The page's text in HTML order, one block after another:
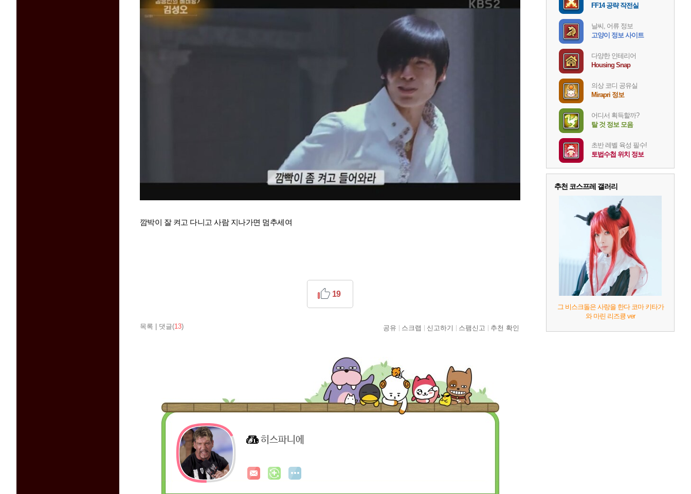
깜박이 잘 켜고 다니고 사람 지나가면 멈추세여
목록 | 댓글(13)
19
공유 스크랩 신고하기 스팸신고 추천 확인
히스파니에
FF14 공략 작전실
날씨, 어류 정보
고양이 정보 사이트
다양한 인테리어
Housing Snap
의상 코디 공유실
Mirapri 정보
어디서 획득할까?
탈 것 정보 모음
초반 레벨 육성 필수!
토법수첩 위치 정보
추천 코스프레 갤러리
그 비스크돌은 사랑을 한다 코마 키타가
와 마린 리즈큥 ver